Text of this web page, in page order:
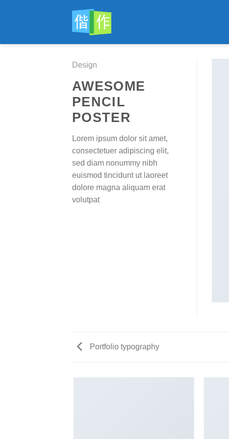
容
Design
AWESOME
PENCIL
POSTER
Lorem ipsum dolor sit amet,
consectetuer adipiscing elit,
sed diam nonummy nibh
euismod tincidunt ut laoreet
dolore magna aliquam erat
volutpat
Portfolio typography